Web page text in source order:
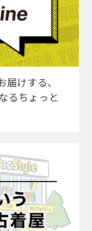
けする、
るちょっと